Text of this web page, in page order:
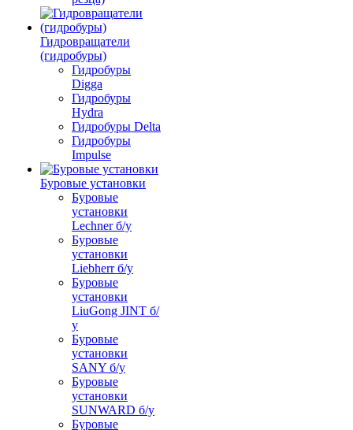
Гидровращатели
(гидробуры)
Гидробуры
Digga
Гидробуры
Hydra
Гидробуры Delta
Гидробуры
Impulse
Буровые установки
Буровые
установки
Lechner б/у
Буровые
установки
Liebherr б/у
Буровые
установки
LiuGong JINT б/
у
Буровые
установки
SANY б/у
Буровые
установки
SUNWARD б/у
Буровые